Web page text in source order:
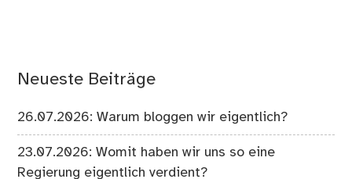
Neueste Beiträge
26.07.2026: Warum bloggen wir eigentlich?
23.07.2026: Womit haben wir uns so eine
Regierung eigentlich verdient?